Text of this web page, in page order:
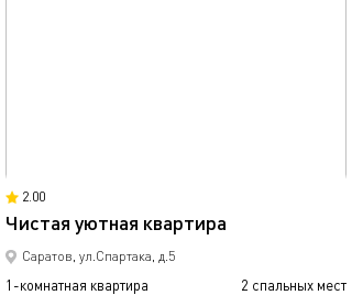
2.00
Чистая уютная квартира
Саратов, ул.Спартака, д.5
1-комнатная квартира 2 спальных мест